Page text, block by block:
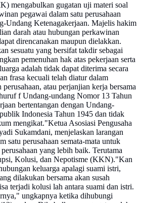
mengabulkan gugatan uji materi soal
pegawai dalam satu perusahaan
Undang Ketenagakerjaan. Majelis hakim
darah atau hubungan perkawinan
direncanakan maupun dielakkan.
sesuatu yang bersifat takdir sebagai
pemenuhan hak atas pekerjaan serta
adalah tidak dapat diterima secara
frasa kecuali telah diatur dalam
atau perjanjian kerja bersama
f Undang-undang Nomor 13 Tahun
bertentangan dengan Undang-
Indonesia Tahun 1945 dan tidak
mengikat."Ketua Asosiasi Pengusaha
Sukamdani, menjelaskan larangan
satu perusahaan semata-mata untuk
yang lebih baik. Terutama
Kolusi, dan Nepotisme (KKN)."Kan
keluarga apalagi suami istri,
dilakukan bersama akan susah
terjadi kolusi lah antara suami dan istri.
ungkapnya ketika dihubungi